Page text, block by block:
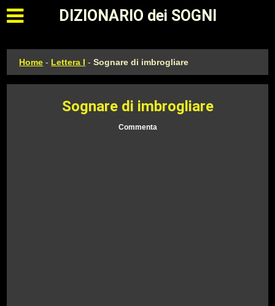
Apri il menu principale
DIZIONARIO dei SOGNI
Home - Lettera I -Sognare di imbrogliare
Sognare di imbrogliare
Commenta